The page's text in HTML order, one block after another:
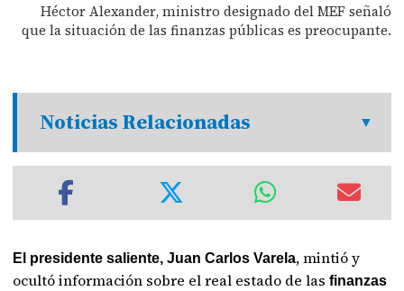
Héctor Alexander, ministro designado del MEF señaló
que la situación de las finanzas públicas es preocupante.
Noticias Relacionadas
El presidente saliente, Juan Carlos Varela, mintió y
ocultó información sobre el real estado de lasfinanzas